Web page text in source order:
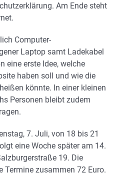
Am Ende steht
Computer-
Laptop samt Ladekabel
eine erste Idee, welche
haben soll und wie die
könnte. In einer kleinen
Personen bleibt zudem
7. Juli, von 18 bis 21
eine Woche später am 14.
19. Die
Termine zusammen 72 Euro.